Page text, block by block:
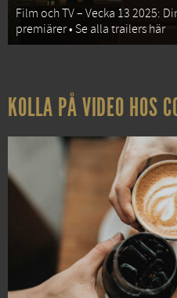
Film och TV – Vecka 13 2025:
premiärer • Se alla trailers här
KOLLA PÅ VIDEO HOS